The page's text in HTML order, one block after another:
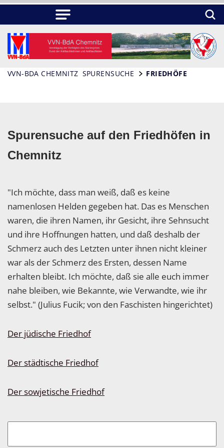
VVN-BDA CHEMNITZ SPURENSUCHE FRIEDHÖFE
Spurensuche auf den Friedhöfen in
Chemnitz
"Ich möchte, dass man weiß, daß es keine
namenlosen Helden gegeben hat. Das es Menschen
waren, die ihren Namen, ihr Gesicht, ihre Sehnsucht
und ihre Hoffnungen hatten, und daß deshalb der
Schmerz auch des Letzten unter ihnen nicht kleiner
war als der Schmerz des Ersten, dessen Name
erhalten bleibt. Ich möchte, daß sie alle euch immer
nahe bleiben, wie Bekannte, wie Verwandte, wie ihr
selbst." (Julius Fucik; von den Faschisten hingerichtet)
Der jüdische Friedhof
Der städtische Friedhof
Der sowjetische Friedhof